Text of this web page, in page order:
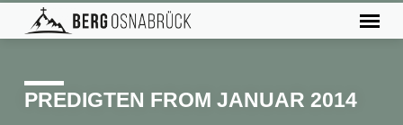
PREDIGTEN FROM JANUAR 2014